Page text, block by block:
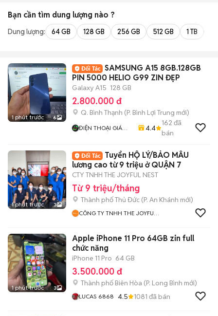
Bạn cần tìm dung lượng nào ?
Dung lượng: 64 GB 128 GB 256 GB 512 GB 1 TB
1 phút trước 6
SAMSUNG A15 8GB.128GB
PIN 5000 HELIO G99 ZIN ĐẸP
Galaxy A15 128 GB
2.800.000 đ
Q. Bình Thạnh (P. Bình Lợi Trung mới)
ĐIỆN THOẠI GIÁ
4.4
162 đã
bán
1 phút trước 3
Tuyển HỘ LÝ/BẢO MẪU
lương cao từ 9 triệu ở QUẬN 7
CTY TNHH THE JOYFUL NEST
Từ 9 triệu/tháng
Thành phố Thủ Đức (P. An Khánh mới)
CÔNG TY TNHH THE JOYFUL
1 phút trước 3
Apple iPhone 11 Pro 64GB zin full
chức năng
iPhone 11 Pro 64 GB
3.500.000 đ
Thành phố Biên Hòa (P. Long Bình mới)
LUCAS 6868 4.5 1081 đã bán